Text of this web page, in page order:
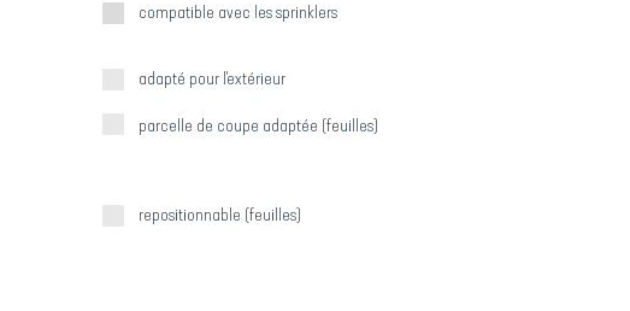
compatible avec les sprinklers
adapté pour l'extérieur
parcelle de coupe adaptée (feuilles)
repositionnable (feuilles)